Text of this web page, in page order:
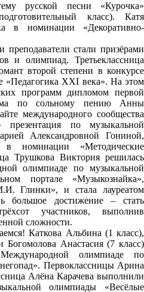
русской песни «Курочка»
класс). Катя
в номинации «Декоративно-
стали призёрами
и олимпиад. Третьеклассница
второй степени в конкурсе
«Педагогика XXI века». На этом
программ дипломом первой
по сольному пению Анны
международного сообщества
по музыкальной
Александровной Гониной,
номинации «Методические
Трушкова Виктория решилась
олимпиаде по музыкальной
портале «Музыкознайка»,
Глинки», и стала лауреатом
большое достижение – стать
участников, выполнив
сложности.
Каткова Альбина (1 класс),
Богомолова Анастасия (7 класс)
олимпиаде по
Первоклассницы Арина
Алёна Карачева выполнили
олимпиады «Весёлые